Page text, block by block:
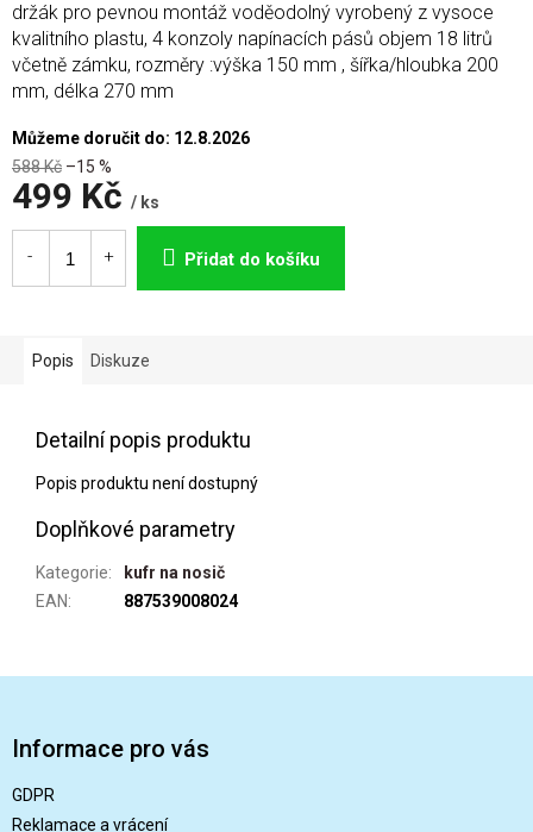
588 Kč –15 %
499 Kč / ks
Měrná
cena:
Můžeme doručit do: 12.8.2026
Přidat do košíku
držák pro pevnou montáž voděodolný vyrobený z vysoce
kvalitního plastu, 4 konzoly napínacích pásů objem 18 litrů
včetně zámku, rozměry :výška 150 mm , šířka/hloubka 200
mm, délka 270 mm
Popis Diskuze
Detailní popis produktu
Popis produktu není dostupný
Doplňkové parametry
Kategorie:
kufr na nosič
EAN: 887539008024
Informace pro vás
GDPR
Reklamace a vrácení